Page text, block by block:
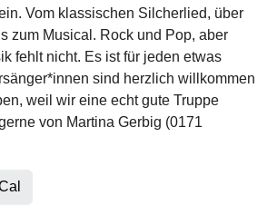
Vom klassischen Silcherlied, über
zum Musical. Rock und Pop, aber
fehlt nicht. Es ist für jeden etwas
sind herzlich willkommen
weil wir eine echt gute Truppe
von Martina Gerbig (0171